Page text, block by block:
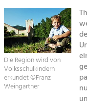
Impressum
Sitemap
Kontakt
Kulturlandschaft.
Tourismus
Positionierung.
Kunst &
Handwerk,
Die Region wird von
Volksschulkindern
erkundet ©Franz
Weingartner